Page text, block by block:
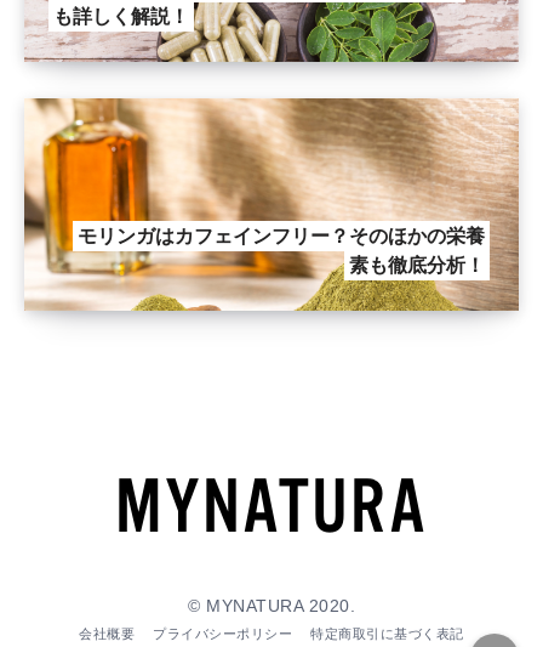
も詳しく解説！
モリンガはカフェインフリー？そのほかの栄養
素も徹底分析！
© MYNATURA 2020.
会社概要 プライバシーポリシー 特定商取引に基づく表記